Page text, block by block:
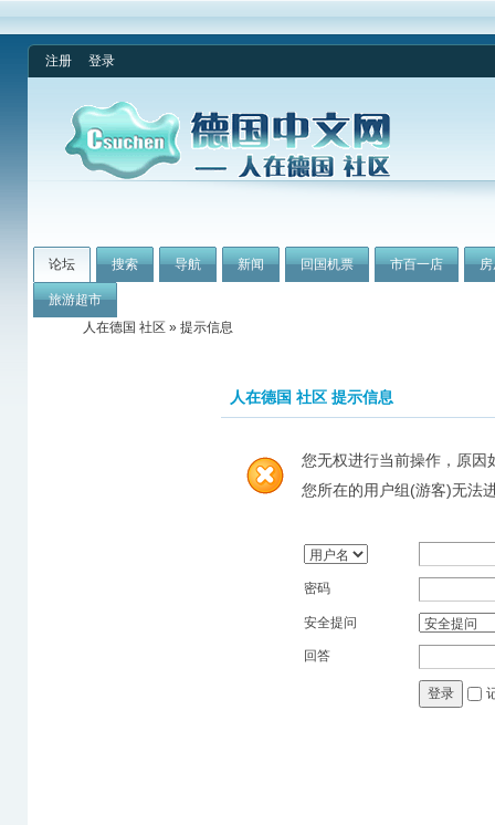
注册 登录
论坛 搜索 导航 新闻 回国机票 市百一店
旅游超市
人在德国 社区 » 提示信息
人在德国 社区 提示信息
您无权进行当前操作，原因
您所在的用户组(游客)无法
密码
安全提问
回答
登录